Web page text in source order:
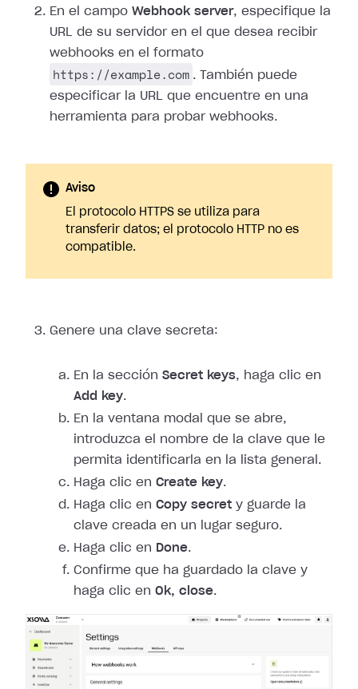
En el campo Webhook server, especifique la
URL de su servidor en el que desea recibir
webhooks en el formato
https://example.com . También puede
especificar la URL que encuentre en una
herramienta para probar webhooks.
Aviso
El protocolo HTTPS se utiliza para
transferir datos; el protocolo HTTP no es
compatible.
Genere una clave secreta:
En la sección Secret keys, haga clic en
Add key.
En la ventana modal que se abre,
introduzca el nombre de la clave que le
permita identificarla en la lista general.
Haga clic en Create key.
Haga clic en Copy secret y guarde la
clave creada en un lugar seguro.
Haga clic en Done.
Confirme que ha guardado la clave y
haga clic en Ok, close.